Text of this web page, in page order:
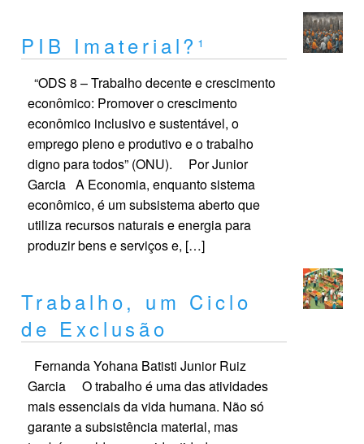
PIB Imaterial?¹
“ODS 8 – Trabalho decente e crescimento
econômico: Promover o crescimento
econômico inclusivo e sustentável, o
emprego pleno e produtivo e o trabalho
digno para todos” (ONU). Por Junior
Garcia A Economia, enquanto sistema
econômico, é um subsistema aberto que
utiliza recursos naturais e energia para
produzir bens e serviços e, […]
Trabalho, um Ciclo
de Exclusão
Fernanda Yohana Batisti Junior Ruiz
Garcia O trabalho é uma das atividades
mais essenciais da vida humana. Não só
garante a subsistência material, mas